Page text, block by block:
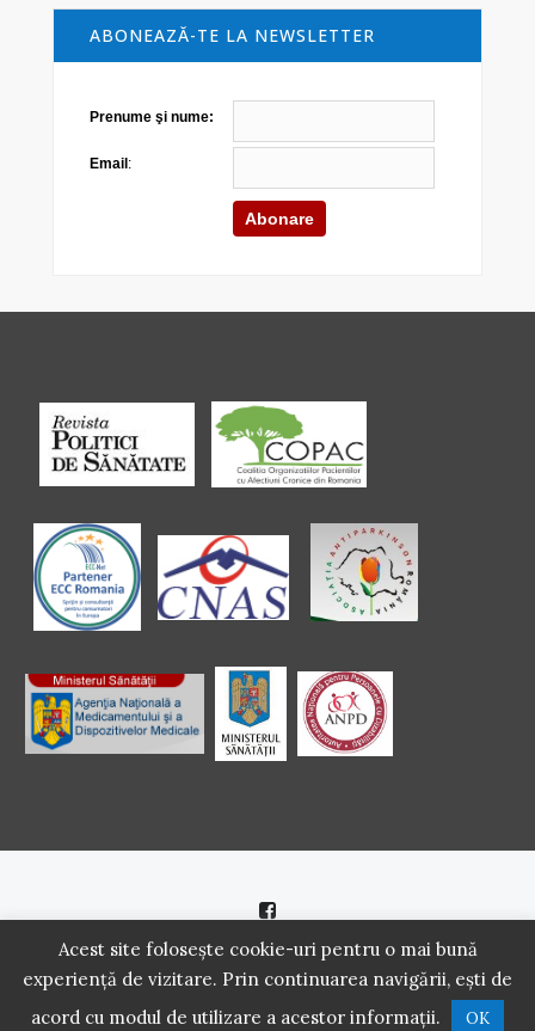
ABONEAZĂ-TE LA NEWSLETTER
Prenume şi nume:
Email :
Politică de cookie |Politică de confidenţialitate
2016 - 2021 Copyright. Scoala Pacientilor - QUINN Media SRL.
Acest site folosește cookie-uri pentru o mai bună
experiență de vizitare. Prin continuarea navigării, ești de
acord cu modul de utilizare a acestor informații.
OK